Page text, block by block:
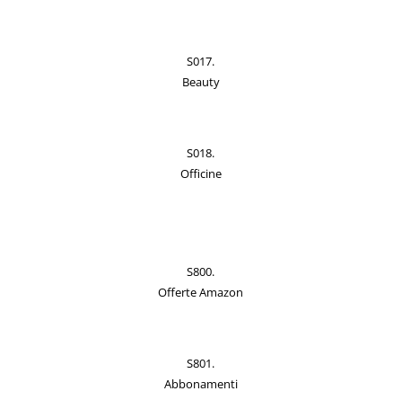
S017.
Beauty
S018.
Officine
S800.
Offerte Amazon
S801.
Abbonamenti